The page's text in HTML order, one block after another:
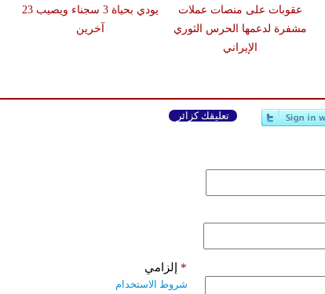
يودي بحياة 3 سجناء ويصيب 23
آخرين
عقوبات على منصات عملات
مشفرة لدعمها الحرس الثوري
الإيراني
تعليقك كزائر
إلزامي *
شروط الاستخدام